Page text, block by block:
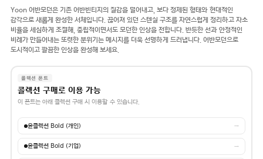
Yoon 어반모던은 기존 어반빈티지의 질감을 덜어내고, 보다 정제된 형태와 현대적인
감각으로 새롭게 완성한 서체입니다. 끊어져 있던 스텐실 구조를 자연스럽게 정리하고 자소
비율을 세심하게 조절해, 중립적이면서도 모던한 인상을 전합니다. 반듯한 선과 안정적인
비례가 만들어내는 또렷한 분위기는 메시지를 더욱 선명하게 드러냅니다. 어반모던으로
도시적이고 깔끔한 인상을 완성해 보세요.
콜렉션 폰트
콜렉션 구매로 이용 가능
이 폰트는 아래 콜렉션 구매 시 이용할 수 있습니다.
윤콜렉션 Bold (개인) →
윤콜렉션 Bold (기업) →